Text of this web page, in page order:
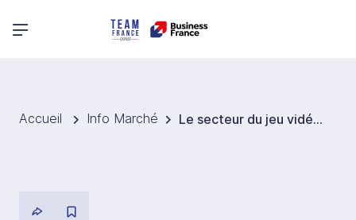
Menu principal
Accueil Info Marché Le secteur du jeu vidéo allemand affiche une croissance rapide mais en quête de compétitivité